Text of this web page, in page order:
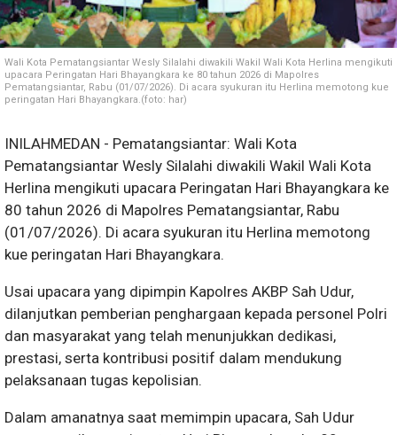
Wali Kota Pematangsiantar Wesly Silalahi diwakili Wakil Wali Kota Herlina mengikuti
upacara Peringatan Hari Bhayangkara ke 80 tahun 2026 di Mapolres
Pematangsiantar, Rabu (01/07/2026). Di acara syukuran itu Herlina memotong kue
peringatan Hari Bhayangkara.(foto: har)
INILAHMEDAN - Pematangsiantar: Wali Kota
Pematangsiantar Wesly Silalahi diwakili Wakil Wali Kota
Herlina mengikuti upacara Peringatan Hari Bhayangkara ke
80 tahun 2026 di Mapolres Pematangsiantar, Rabu
(01/07/2026). Di acara syukuran itu Herlina memotong
kue peringatan Hari Bhayangkara.
Usai upacara yang dipimpin Kapolres AKBP Sah Udur,
dilanjutkan pemberian penghargaan kepada personel Polri
dan masyarakat yang telah menunjukkan dedikasi,
prestasi, serta kontribusi positif dalam mendukung
pelaksanaan tugas kepolisian.
Dalam amanatnya saat memimpin upacara, Sah Udur